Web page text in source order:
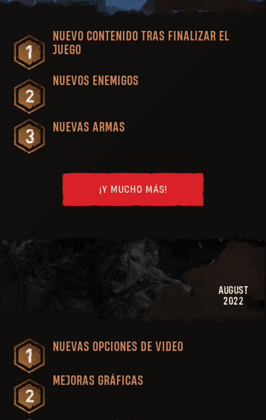
NUEVO CONTENIDO TRAS FINALIZAR EL
JUEGO
NUEVOS ENEMIGOS
NUEVAS ARMAS
¡Y MUCHO MÁS!
AUGUST
2022
NUEVAS OPCIONES DE VIDEO
MEJORAS GRÁFICAS